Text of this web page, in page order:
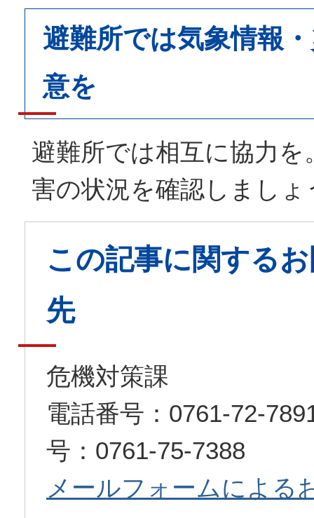
避難所では気象情報
意を
避難所では相互に協力を
害の状況を確認しましょ
この記事に関する
先
危機対策課
電話番号：0761-72-
号：0761-75-7388
メールフォームによる